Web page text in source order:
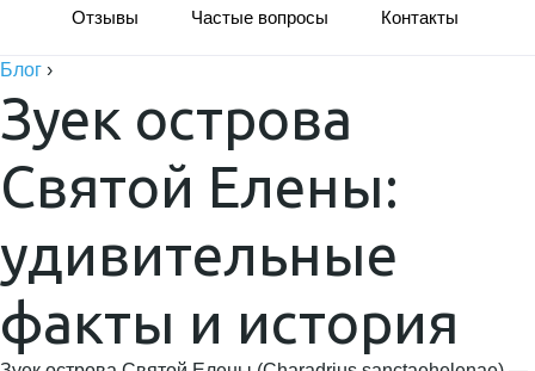
Отзывы Частые вопросы Контакты
Блог ›
Зуек острова
Святой Елены:
удивительные
факты и история